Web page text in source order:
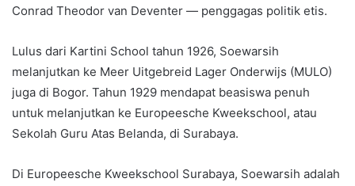
Conrad Theodor van Deventer — penggagas politik etis.
Lulus dari Kartini School tahun 1926, Soewarsih
melanjutkan ke Meer Uitgebreid Lager Onderwijs (MULO)
juga di Bogor. Tahun 1929 mendapat beasiswa penuh
untuk melanjutkan ke Europeesche Kweekschool, atau
Sekolah Guru Atas Belanda, di Surabaya.
Di Europeesche Kweekschool Surabaya, Soewarsih adalah